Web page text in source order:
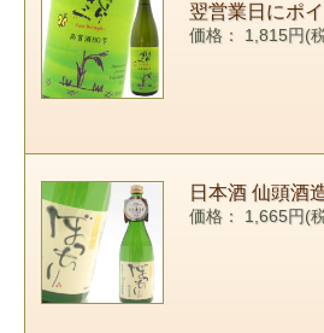
翌営業日にポ
価格： 1,815円(
日本酒 仙頭
価格： 1,665円(